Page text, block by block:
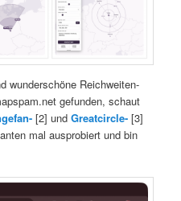
wunderschöne Reichweiten-
gefunden, schaut
[2] undGreatcircle- [3]
mal ausprobiert und bin